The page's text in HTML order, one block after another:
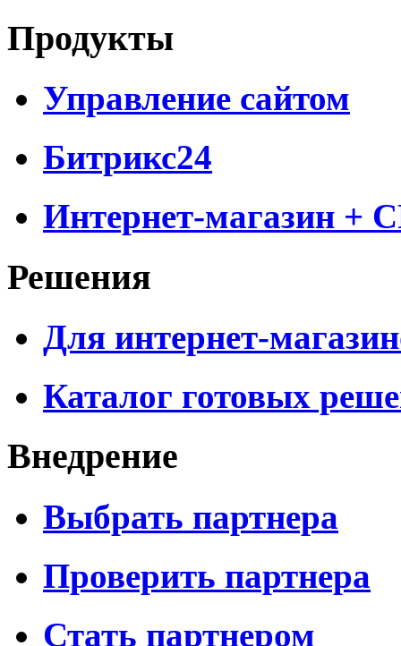
Продукты
Управление сайтом
Битрикс24
Интернет-магазин +
Решения
Для интернет-
Каталог готовых
Внедрение
Выбрать партнера
Проверить партнера
Стать партнером